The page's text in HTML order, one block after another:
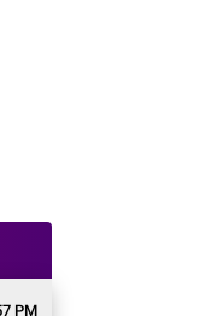
PM